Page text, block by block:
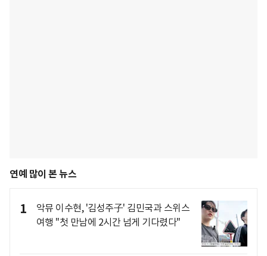
연예 많이 본 뉴스
1
악뮤 이수현, '김성주子' 김민국과 스위스
여행 "첫 만남에 2시간 넘게 기다렸다"